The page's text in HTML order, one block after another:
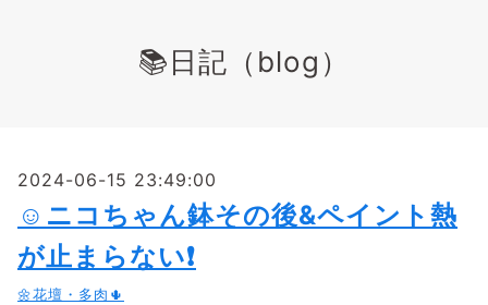
📚日記（blog）
2024-06-15 23:49:00
☺ニコちゃん鉢その後&ペイント熱
が止まらない❗
🌼花壇・多肉🌵